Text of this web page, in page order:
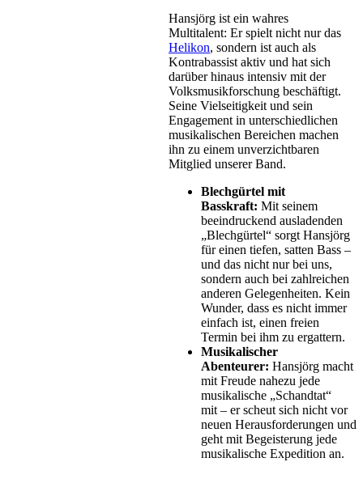
Hansjörg ist ein wahres
Multitalent: Er spielt nicht nur das
Helikon, sondern ist auch als
Kontrabassist aktiv und hat sich
darüber hinaus intensiv mit der
Volksmusikforschung beschäftigt.
Seine Vielseitigkeit und sein
Engagement in unterschiedlichen
musikalischen Bereichen machen
ihn zu einem unverzichtbaren
Mitglied unserer Band.
Blechgürtel mit
Basskraft: Mit seinem
beeindruckend ausladenden
„Blechgürtel“ sorgt Hansjörg
für einen tiefen, satten Bass –
und das nicht nur bei uns,
sondern auch bei zahlreichen
anderen Gelegenheiten. Kein
Wunder, dass es nicht immer
einfach ist, einen freien
Termin bei ihm zu ergattern.
Musikalischer
Abenteurer: Hansjörg macht
mit Freude nahezu jede
musikalische „Schandtat“
mit – er scheut sich nicht vor
neuen Herausforderungen und
geht mit Begeisterung jede
musikalische Expedition an.